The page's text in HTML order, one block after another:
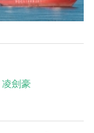
凌劍豪